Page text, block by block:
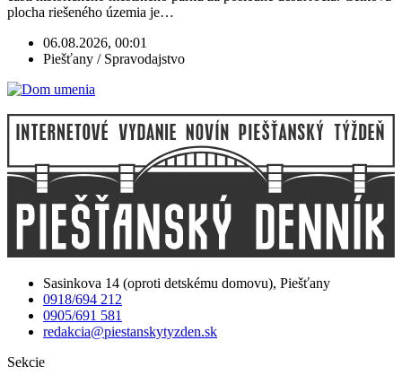
plocha riešeného územia je…
06.08.2026, 00:01
Piešťany / Spravodajstvo
Sasinkova 14 (oproti detskému domovu), Piešťany
0918/694 212
0905/691 581
redakcia@piestanskytyzden.sk
Sekcie